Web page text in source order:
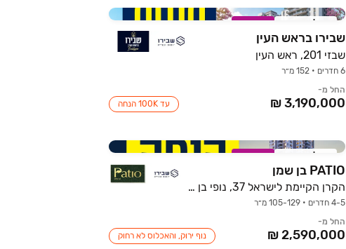
אכלוס קרוב במבצע
שבירו בראש העין
שבזי 201, ראש העין
6 חדרים • 152 מ״ר
החל מ-
עד 100K הנחה
אכלוס קרוב במבצע
PATIO בן שמן
הקרן הקיימת לישראל 37, נופי בן שמן, לוד
4-5 חדרים • 105-129 מ״ר
החל מ-
נוף ירוק, והאכלוס לא רחוק